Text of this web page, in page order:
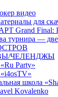
видео
для
Grand Final:
турнира —
ЧЕЛЕНДЖЫ
Party»
школа
Kovalenko